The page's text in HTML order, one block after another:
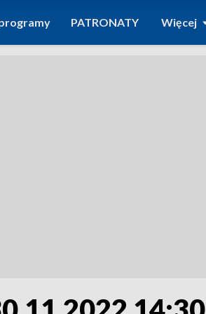
PATRONATY Więcej